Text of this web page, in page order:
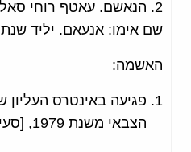
שם אימו: אנעאם. יליד שנת 1973 במחוז רמאללה. ללא עבר פלילי. נעצר ב-6 בספטמבר 2010.
האשמה:
הצבאי משנת 1979, [סעיף זה] חל על הנאשמים.